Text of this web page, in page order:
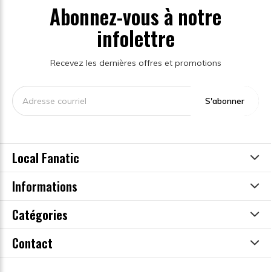
Abonnez-vous à notre
infolettre
Recevez les dernières offres et promotions
S'abonner
Local Fanatic
Informations
Catégories
Contact